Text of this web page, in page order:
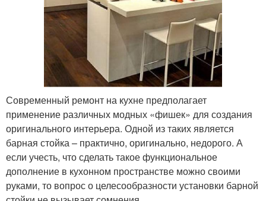
Современный ремонт на кухне предполагает
применение различных модных «фишек» для создания
оригинального интерьера. Одной из таких является
барная стойка – практично, оригинально, недорого. А
если учесть, что сделать такое функциональное
дополнение в кухонном пространстве можно своими
руками, то вопрос о целесообразности установки барной